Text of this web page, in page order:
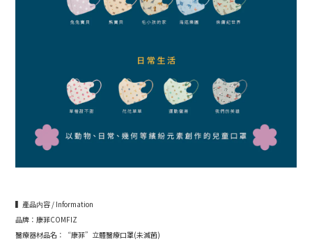
▍產品内容 / Information
品牌：康菲COMFIZ
醫療器材品名：“康菲”立體醫療口罩(未滅菌)